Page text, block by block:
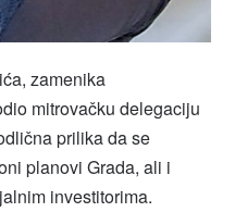
zamenika
mitrovačku delegaciju
prilika da se
planovi Grada, ali i
investitorima.